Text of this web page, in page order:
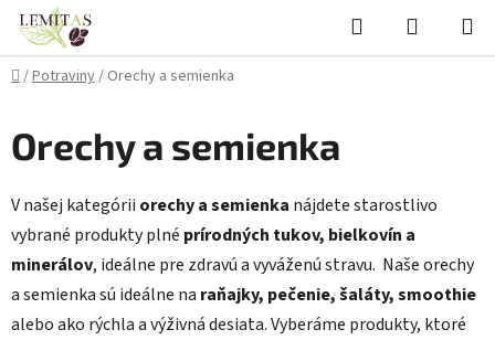
Prejsť
obsah
Hľadať
KOŠÍK
Domov
/Potraviny/ Orechy a semienka
Orechy a semienka
Vnašej kategórii orechyasemienka nájdetestarostlivo
vybrané produktyplné prírodných tukov, bielkovín a
minerálov, ideálne pre zdravúavyváženústravu. Našeorechy
asemienkasú ideálne na raňajky, pečenie,šaláty,smoothie
aleboako rýchlaavýživnádesiata.Vyberáme produkty, ktoré